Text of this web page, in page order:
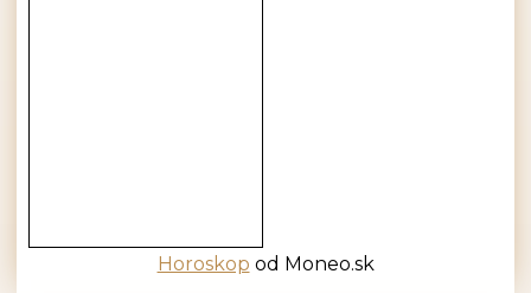
Horoskop od Moneo.sk